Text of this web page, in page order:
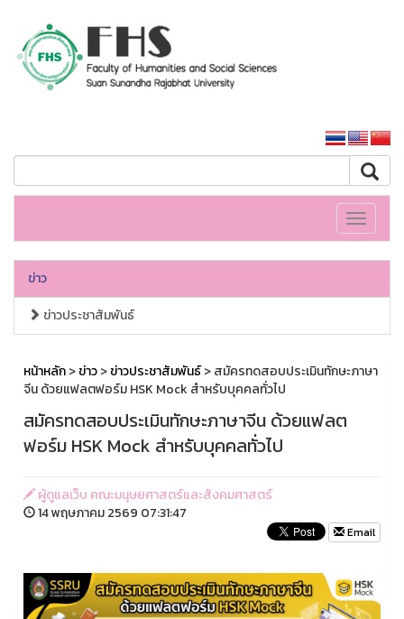
Toggle
ข่าว
ข่าวประชาสัมพันธ์
หน้าหลัก>ข่าว>ข่าวประชาสัมพันธ์> สมัครทดสอบประเมินทักษะภาษา
จีน ด้วยแฟลตฟอร์ม HSK Mock สำหรับบุคคลทั่วไป
สมัครทดสอบประเมินทักษะภาษาจีน ด้วยแฟลต
ฟอร์ม HSK Mock สำหรับบุคคลทั่วไป
ผู้ดูแลเว็บ คณะมนุษยศาสตร์และสังคมศาสตร์
14 พฤษภาคม 2569 07:31:47
Email